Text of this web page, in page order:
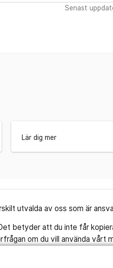
Senast
Lär dig mer
utvalda av oss som är
betyder att du inte får
om du vill använda vårt